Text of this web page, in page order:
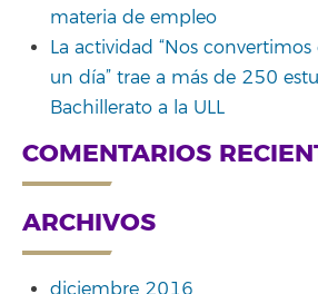
materia de empleo
La actividad “Nos
un día” trae a más de 250
Bachillerato a la ULL
COMENTARIOS
ARCHIVOS
diciembre 2016